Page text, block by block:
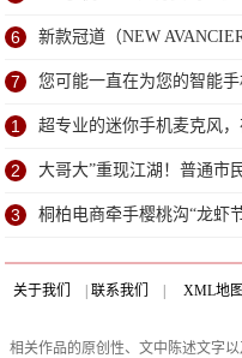
6 新款冠道（NEW
7 您可能一直在为您的智能
1 超专业的迷你手机麦克风，
2 大哥大”重现江湖！普通市
3 桐柏电商牵手樱桃沟“龙虾
关于我们 联系我们 XML地图
相关作品的原创性、文中陈述文字